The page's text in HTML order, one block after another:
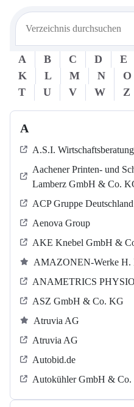
A B C D E
K
L M N O
T
U V W Z
A
A.S.I.
Aachener Printen- und
Lamberz GmbH & Co.
ACP Gruppe Deutschland
Aenova Group
AKE Knebel GmbH &
AMAZONEN-Werke H.
ANAMETRICS
ASZ GmbH & Co. KG
Atruvia AG
Atruvia AG
Autobid.de
Autokühler GmbH & Co.